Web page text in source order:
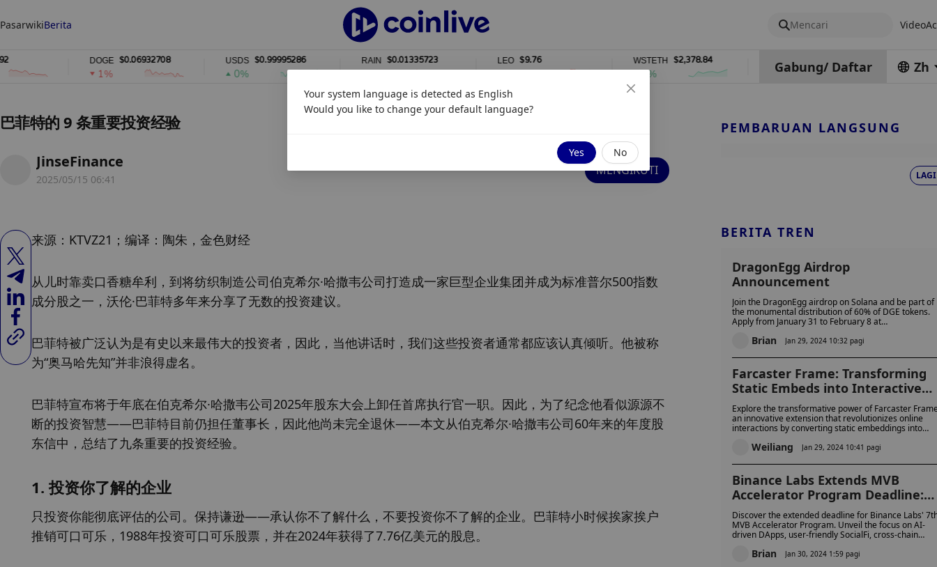
PasarwikiBerita Mencari Video
$0.06932708 $0.99995286 $0.01335723
1%
$9.76
0%
WSTETH $2,378.84
0%
$454.62
Gabung/ Daftar Zh
巴菲特的 9 条重要投资经验
JinseFinance
2025/05/15 06:41
MENGIKUTI
来源：KTVZ21；编译：陶朱，金色财经
从儿时靠卖口香糖牟利，到将纺织制造公司伯克希尔·哈撒韦公司打造成一家巨型企业集团并成为标准普尔500指数
成分股之一，沃伦·巴菲特多年来分享了无数的投资建议。
巴菲特被广泛认为是有史以来最伟大的投资者，因此，当他讲话时，我们这些投资者通常都应该认真倾听。他被称
为“奥马哈先知”并非浪得虚名。
巴菲特宣布将于年底在伯克希尔·哈撒韦公司2025年股东大会上卸任首席执行官一职。因此，为了纪念他看似源源不
断的投资智慧——巴菲特目前仍担任董事长，因此他尚未完全退休——本文从伯克希尔·哈撒韦公司60年来的年度股
东信中，总结了九条重要的投资经验。
1. 投资你了解的企业
只投资你能彻底评估的公司。保持谦逊——承认你不了解什么，不要投资你不了解的企业。巴菲特小时候挨家挨户
推销可口可乐，1988年投资可口可乐股票，并在2024年获得了7.76亿美元的股息。
PEMBARUAN LANGSUNG
LAGI
BERITA TREN
DragonEgg Airdrop
Announcement
Join the DragonEgg airdrop on Solana and be part of
the monumental distribution of 60% of DGE tokens.
Apply from January 31 to February 8 at
a thriving crypto community. Don't miss this
Solana blockchain!
Brian Jan 29, 2024 10:32 pagi
Farcaster Frame: Transforming
Static Embeds into Interactive
Social Spectacles
Explore the transformative power of Farcaster
an innovative extension that revolutionizes online
interactions by converting static embeddings into
Weiliang Jan 29, 2024 10:41 pagi
Binance Labs Extends MVB
Accelerator Program Deadline:
Embracing Innovation in AI,
SocialFi, and Beyond
Discover the extended deadline for Binance Labs'
MVB Accelerator Program. Unveil the focus on AI-
driven DApps, user-friendly SocialFi, cross-chain
platforms. Seize the opportunity to revolutionize the
Brian Jan 30, 2024 1:59 pagi
Your system language is detected as English
Would you like to change your default language?
Yes No